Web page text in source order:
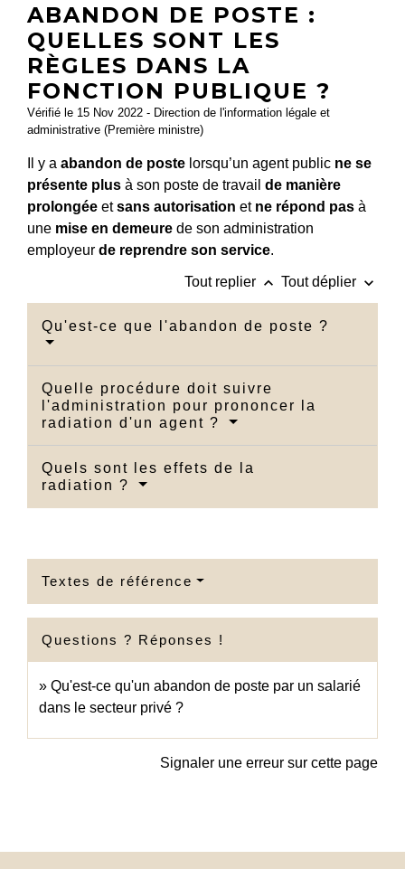
ABANDON DE POSTE :
QUELLES SONT LES
RÈGLES DANS LA
FONCTION PUBLIQUE ?
Vérifié le 15 Nov 2022 - Direction de l'information légale et
administrative (Première ministre)
Il y a abandon de poste lorsqu’un agent public ne se
présente plus à son poste de travail de manière
prolongée etsans autorisation et ne répond pas à
une mise en demeure de son administration
employeur de reprendre son service.
Tout replier keyboard_arrow_up Tout déplier keyboard_arrow_down
Qu'est-ce que l'abandon de poste ?
Quelle procédure doit suivre
l'administration pour prononcer la
radiation d'un agent ?
Quels sont les effets de la
radiation ?
Textes de référence
Questions ? Réponses !
Qu'est-ce qu'un abandon de poste par un salarié
dans le secteur privé ?
Signaler une erreur sur cette page